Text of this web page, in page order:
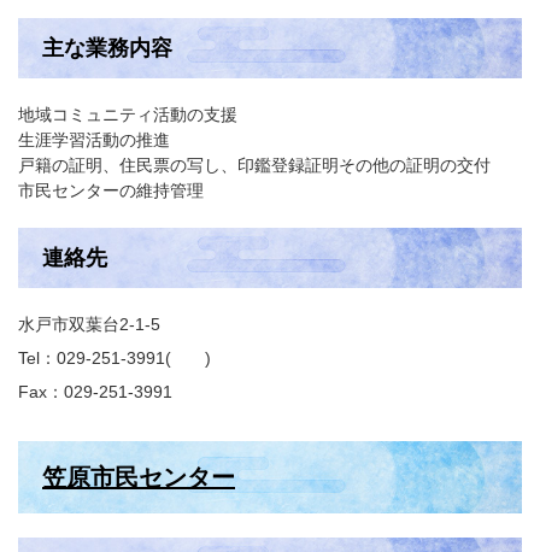
主な業務内容
地域コミュニティ活動の支援
生涯学習活動の推進
戸籍の証明、住民票の写し、印鑑登録証明その他の証明の交付
市民センターの維持管理
連絡先
水戸市双葉台2-1-5
Tel：029-251-3991
Fax：029-251-3991
笠原市民センター